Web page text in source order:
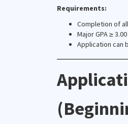
Requirements:
Completion of
Major GPA ≥ 3.00
Application can